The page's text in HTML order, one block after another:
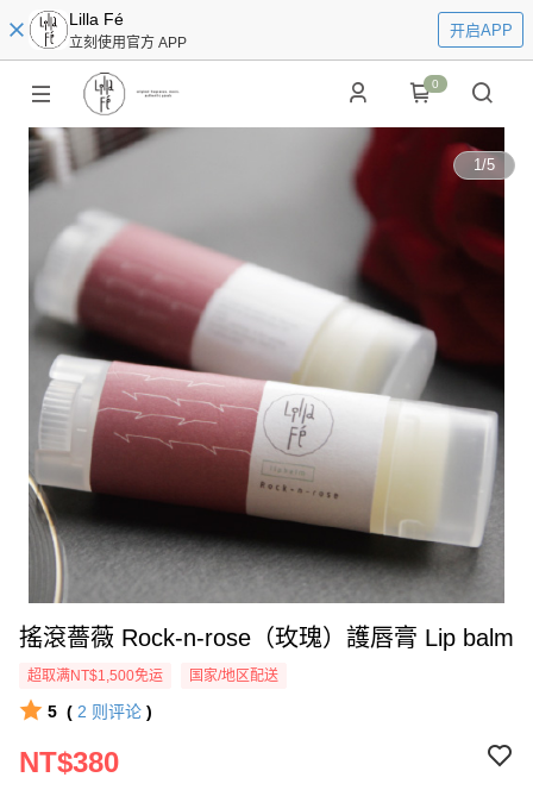
Lilla Fé
立刻使用官方 APP
开启APP
0
1/5
搖滾薔薇 Rock-n-rose（玫瑰）護唇膏 Lip balm
超取满NT$1,500免运 国家/地区配送
5 ( 2 则评论 )
NT$380